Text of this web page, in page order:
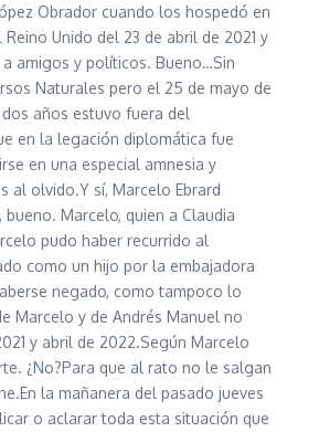
Obrador cuando los hospedó en
Unido del 23 de abril de 2021 y
amigos y políticos. Bueno…Sin
Naturales pero el 25 de mayo de
años estuvo fuera del
en la legación diplomática fue
en una especial amnesia y
al olvido.Y sí, Marcelo Ebrard
Marcelo, quien a Claudia
pudo haber recurrido al
como un hijo por la embajadora
negado, como tampoco lo
Marcelo y de Andrés Manuel no
y abril de 2022.Según Marcelo
¿No?Para que al rato no le salgan
la mañanera del pasado jueves
o aclarar toda esta situación que